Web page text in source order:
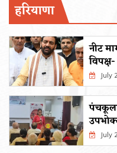
हरियाणा
नीट
July
पंचकूला
July